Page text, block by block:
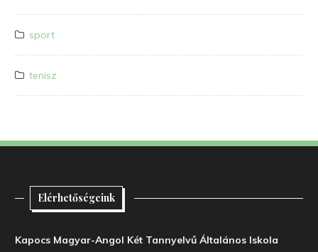
sport
tenisz
Elérhetőségeink
Kapocs Magyar-Angol Két Tannyelvű Általános Iskola